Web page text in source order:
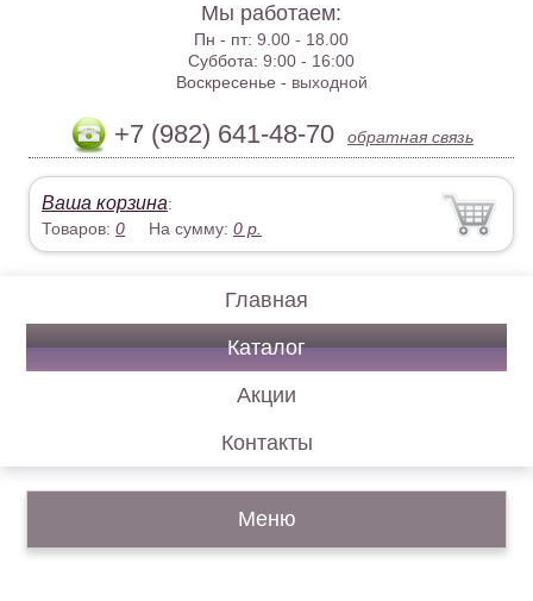
Мы работаем:
Пн - пт:9.00 - 18.00
Суббота:9:00 - 16:00
Воскресенье - выходной
+7 (982) 641-48-70 обратная связь
Ваша корзина:
Товаров:0 На сумму:0 р.
Главная
Каталог
Акции
Контакты
Меню